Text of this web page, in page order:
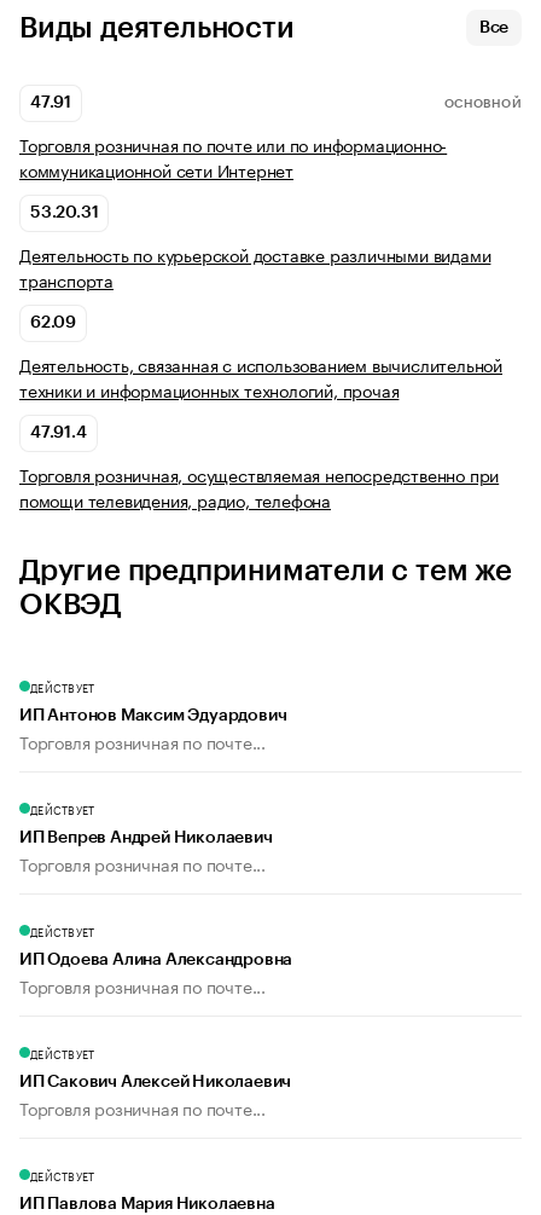
Виды деятельности Все
47.91 ОСНОВНОЙ
Торговля розничная по почте или по информационно-
коммуникационной сети Интернет
53.20.31
Деятельность по курьерской доставке различными видами
транспорта
62.09
Деятельность, связанная с использованием вычислительной
техники и информационных технологий, прочая
47.91.4
Торговля розничная, осуществляемая непосредственно при
помощи телевидения, радио, телефона
Другие предприниматели с тем же
ОКВЭД
ДЕЙСТВУЕТ
ИП Антонов Максим Эдуардович
Торговля розничная по почте...
ДЕЙСТВУЕТ
ИП Вепрев Андрей Николаевич
Торговля розничная по почте...
ДЕЙСТВУЕТ
ИП Одоева Алина Александровна
Торговля розничная по почте...
ДЕЙСТВУЕТ
ИП Сакович Алексей Николаевич
Торговля розничная по почте...
ДЕЙСТВУЕТ
ИП Павлова Мария Николаевна